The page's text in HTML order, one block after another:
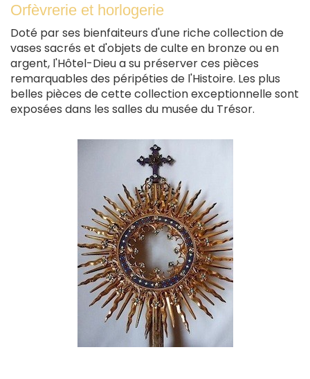
Orfèvrerie et horlogerie
Doté par ses bienfaiteurs d'une riche collection de
vases sacrés et d'objets de culte en bronze ou en
argent, l'Hôtel-Dieu a su préserver ces pièces
remarquables des péripéties de l'Histoire. Les plus
belles pièces de cette collection exceptionnelle sont
exposées dans les salles du musée du Trésor.